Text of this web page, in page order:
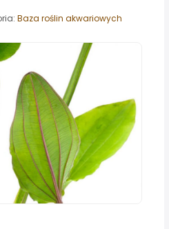
Baza roślin akwariowych